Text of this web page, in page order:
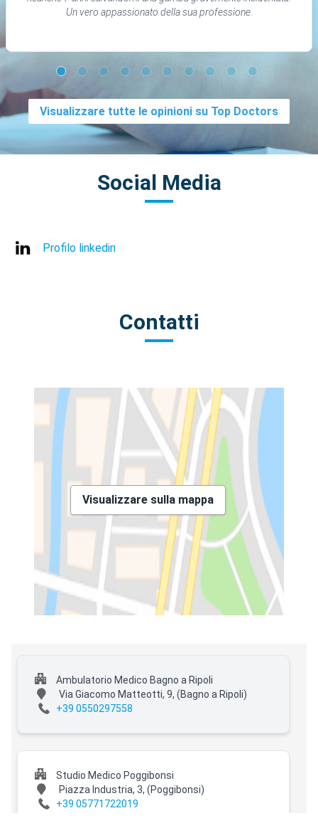
Un vero appassionato della sua professione.
Visualizzare tutte le opinioni su Top Doctors
Social Media
Profilo linkedin
Contatti
Visualizzare sulla mappa
Ambulatorio Medico Bagno a Ripoli
Via Giacomo Matteotti, 9, (Bagno a Ripoli)
+39 0550297558
Studio Medico Poggibonsi
Piazza Industria, 3, (Poggibonsi)
+39 05771722019